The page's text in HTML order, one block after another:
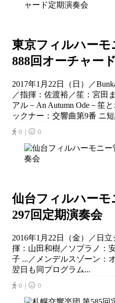
東京フィルハーモ
888回オーチャー
2017年1月22日（日）／
／指揮：佐渡裕／笙：宮田
アル－An Autumn Ode－笙
ックナー：交響曲第9番 ニ
0｜ 0
仙台フィルハーモ
297回定期演奏会
2016年1月22日（金）／日
揮：山田和樹／ソプラノ：
子 ...／メンデルスゾーン：
翌日も同プログラム...
0｜ 0